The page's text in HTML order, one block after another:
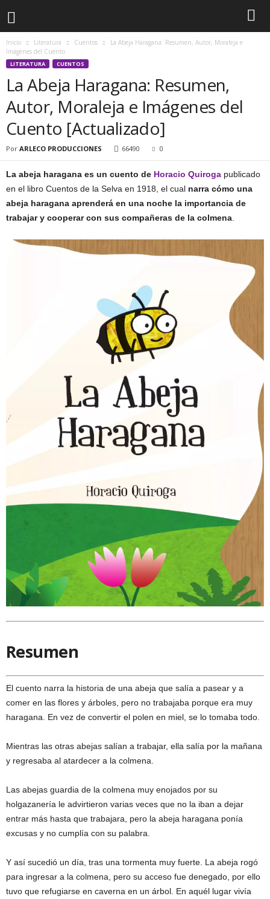
Inicio Literatura Cuentos
La Abeja Haragana: Resumen, Autor, Moraleja e
Imágenes del Cuento
LITERATURA CUENTOS
La Abeja Haragana: Resumen,
Autor, Moraleja e Imágenes del
Cuento [Actualizado]
Por ARLECO PRODUCCIONES 66490 0
La abeja haragana es un cuento de Horacio Quiroga publicado
en el libro Cuentos de la Selva en 1918, el cual narra cómo una
abeja haragana aprenderá en una noche la importancia de
trabajar y cooperar con sus compañeras de la colmena
Resumen
El cuento narra la historia de una abeja que salía a pasear y a
comer en las flores y árboles, pero no trabajaba porque era muy
haragana. En vez de convertir el polen en miel, se lo tomaba todo.
Mientras las otras abejas salían a trabajar, ella salía por la mañana
y regresaba al atardecer a la colmena.
Las abejas guardia de la colmena muy enojados por su
holgazanería le advirtieron varias veces que no la iban a dejar
entrar más hasta que trabajara, pero la abeja haragana ponía
excusas y no cumplía con su palabra.
Y así sucedió un día, tras una tormenta muy fuerte. La abeja rogó
para ingresar a la colmena, pero su acceso fue denegado, por ello
tuvo que refugiarse en caverna en un árbol. En aquél lugar vivía